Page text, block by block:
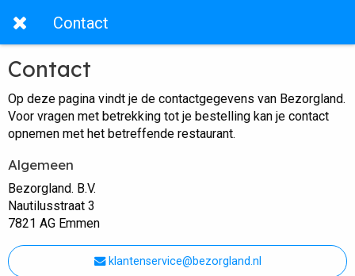
Contact
Contact
Op deze pagina vindt je de contactgegevens van Bezorgland.
Voor vragen met betrekking tot je bestelling kan je contact
opnemen met het betreffende restaurant.
Algemeen
Bezorgland. B.V.
Nautilusstraat 3
7821 AG Emmen
klantenservice@bezorgland.nl